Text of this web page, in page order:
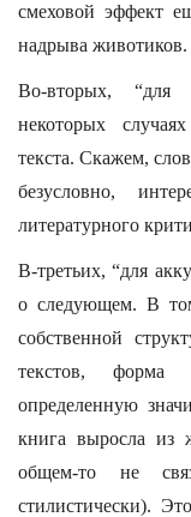
смеховой эффект
надрыва
Во-вторых, “для
некоторых
текста. Скажем,
безусловно,
литературного
В-третьих, “для
о следующем. В
собственной
текстов, форма
определенную
книга выросла из
общем-то не
стилистически).